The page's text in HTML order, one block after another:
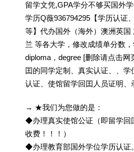
留学文凭,GPA学分不够买国外
学历Q薇936794295【学历认证
等】代办国外（海外）澳洲英国
兰 等各大学，修改成绩单分数，
diploma，degree [删除请点击
囯的同学定制、真实认证、、学
认证、使馆留学回囯人员证明、
→ ★我们为您做的是：
◆办理真实使馆公证（即留学回
收费！！！）
◆办理教育部国外学位学历认证